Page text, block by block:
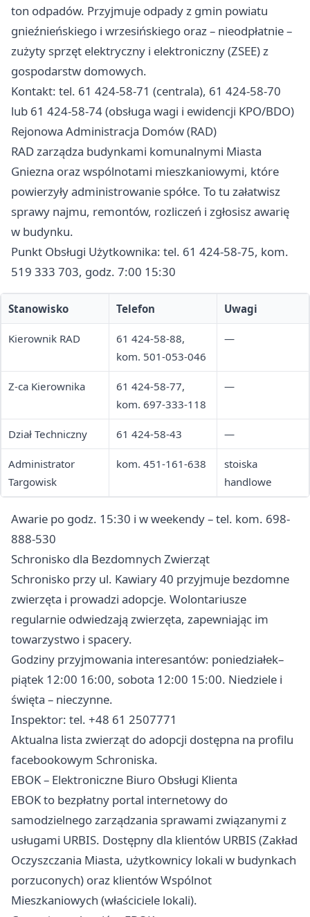
ton odpadów. Przyjmuje odpady z gmin powiatu
gnieźnieńskiego i wrzesińskiego oraz – nieodpłatnie –
zużyty sprzęt elektryczny i elektroniczny (ZSEE) z
gospodarstw domowych.
Kontakt: tel. 61 424-58-71 (centrala), 61 424-58-70
lub 61 424-58-74 (obsługa wagi i ewidencji KPO/BDO)
Rejonowa Administracja Domów (RAD)
RAD zarządza budynkami komunalnymi Miasta
Gniezna oraz wspólnotami mieszkaniowymi, które
powierzyły administrowanie spółce. To tu załatwisz
sprawy najmu, remontów, rozliczeń i zgłosisz awarię
w budynku.
Punkt Obsługi Użytkownika: tel. 61 424-58-75, kom.
519 333 703, godz. 7:00 15:30
Stanowisko Telefon Uwagi
Kierownik RAD
61 424-58-88,
kom. 501-053-046
—
Z-ca Kierownika
61 424-58-77,
kom. 697-333-118
—
Dział Techniczny 61 424-58-43 —
Administrator
Targowisk
kom. 451-161-638
stoiska
handlowe
Awarie po godz. 15:30 i w weekendy – tel. kom. 698-
888-530
Schronisko dla Bezdomnych Zwierząt
Schronisko przy ul. Kawiary 40 przyjmuje bezdomne
zwierzęta i prowadzi adopcje. Wolontariusze
regularnie odwiedzają zwierzęta, zapewniając im
towarzystwo i spacery.
Godziny przyjmowania interesantów: poniedziałek–
piątek 12:00 16:00, sobota 12:00 15:00. Niedziele i
święta – nieczynne.
Inspektor: tel. +48 61 2507771
Aktualna lista zwierząt do adopcji dostępna na profilu
facebookowym Schroniska.
EBOK – Elektroniczne Biuro Obsługi Klienta
EBOK to bezpłatny portal internetowy do
samodzielnego zarządzania sprawami związanymi z
usługami URBIS. Dostępny dla klientów URBIS (Zakład
Oczyszczania Miasta, użytkownicy lokali w budynkach
porzuconych) oraz klientów Wspólnot
Mieszkaniowych (właściciele lokali).